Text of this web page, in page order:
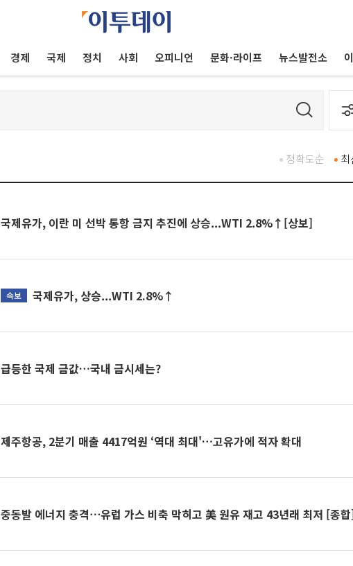
경제 국제 정치 사회 오피니언 문화·라이프 뉴스발전소
최
정확도순
국제유가, 이란 미 선박 통항 금지 추진에 상승...WTI 2.8%↑[상보]
속보 국제유가, 상승...WTI 2.8%↑
급등한 국제 금값…국내 금시세는?
제주항공, 2분기 매출 4417억원 ‘역대 최대'…고유가에 적자 확대
중동발 에너지 충격⋯유럽 가스 비축 막히고 美 원유 재고 43년래 최저 [종